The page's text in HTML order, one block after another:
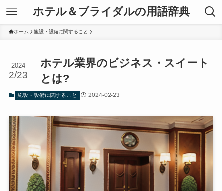
ホテル＆ブライダルの用語辞典
ホーム 施設・設備に関すること
ホテル業界のビジネス・スイート
とは?
2024
2/23
施設・設備に関すること 2024-02-23